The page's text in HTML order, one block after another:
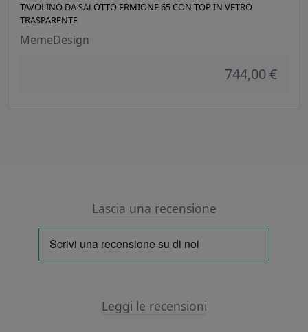
TAVOLINO DA SALOTTO ERMIONE 65 CON TOP IN VETRO
TRASPARENTE
MemeDesign
744,00 €
Lascia una recensione
Leggi le recensioni